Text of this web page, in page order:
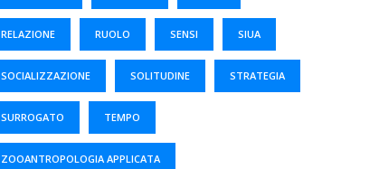
RELAZIONE RUOLO SENSI SIUA
SOCIALIZZAZIONE SOLITUDINE STRATEGIA
SURROGATO TEMPO
ZOOANTROPOLOGIA APPLICATA